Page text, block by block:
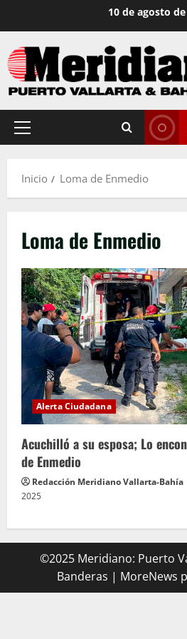
contenido
10 de agosto
Menú
Inicio Loma de Enmedio
Loma de Enmedio
Alerta Ciudadana
Acuchilló a su esposa; Lo
de Enmedio
Redacción Meridiano Vallarta-Bahía
2025
©2025 Meridiano: Puerto
Banderas | MoreNews